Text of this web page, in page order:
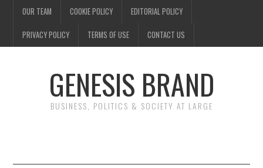
OUR TEAM COOKIE POLICY EDITORIAL POLICY
PRIVACY POLICY TERMS OF USE CONTACT US
GENESIS BRAND
BUSINESS, POLITICS & SOCIETY AT LARGE